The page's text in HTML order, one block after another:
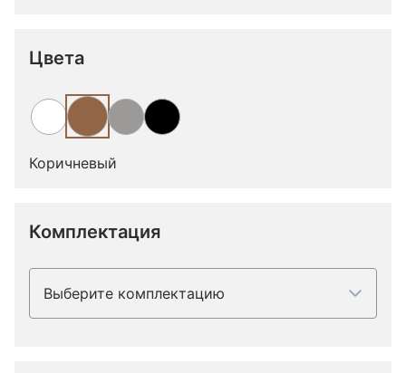
Цвета
Коричневый
Комплектация
Выберите комплектацию